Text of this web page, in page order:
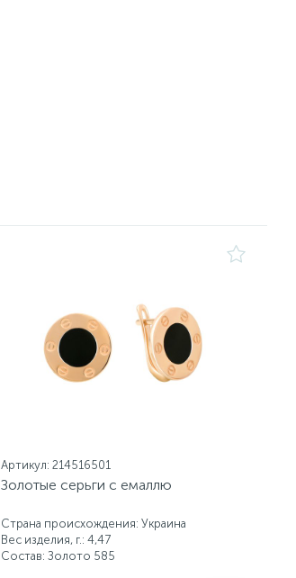
Артикул: 214516501
Золотые серьги с емаллю
Страна происхождения: Украина
Вес изделия, г.: 4,47
Состав: Золото 585